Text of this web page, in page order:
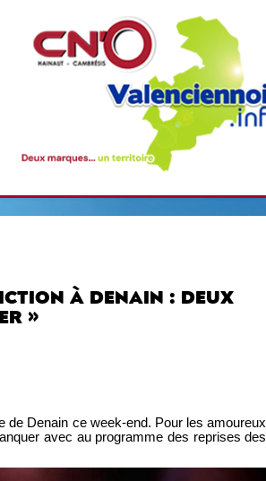
À DENAIN : DEUX
»
de Denain ce week-end. Pour les amoureux
avec au programme des reprises des